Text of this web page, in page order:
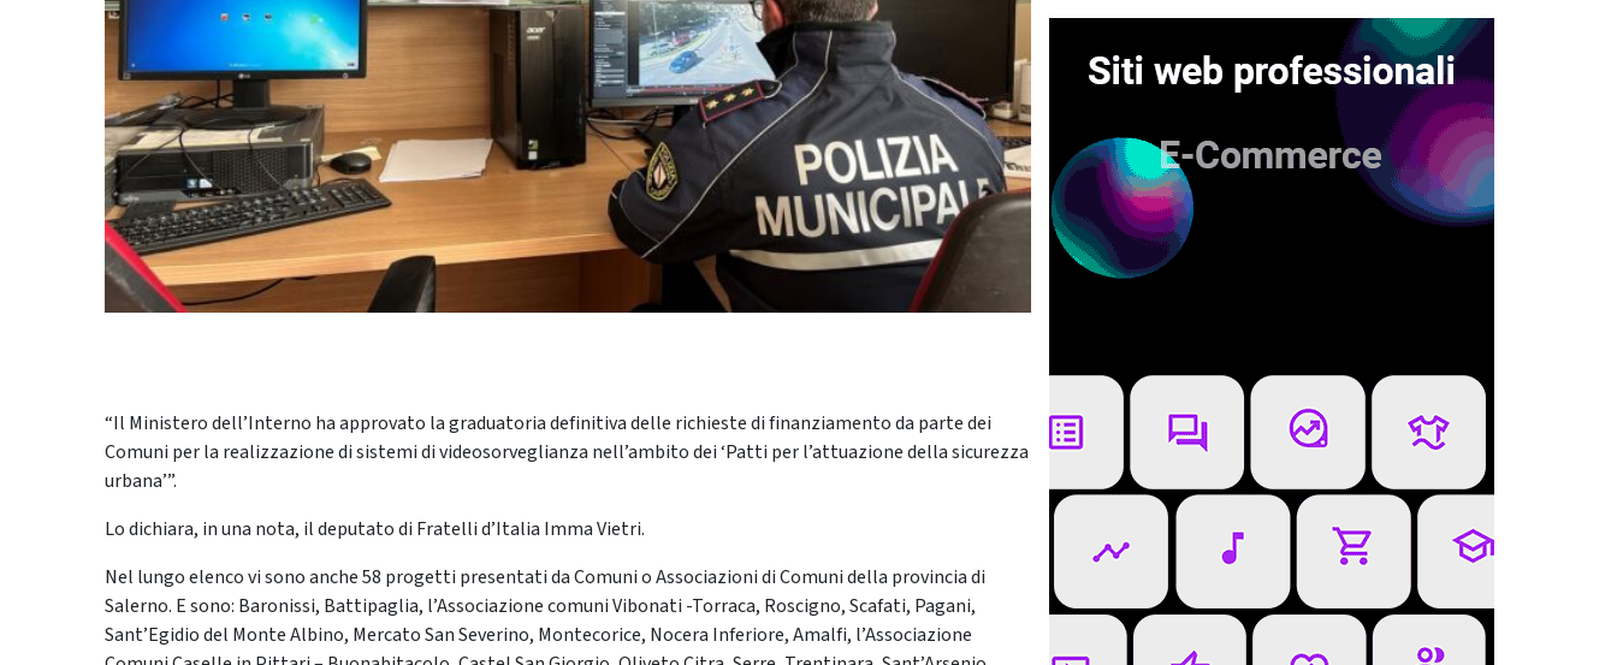
“Il Ministero dell’Interno ha approvato la graduatoria definitiva delle richieste di finanziamento da parte dei
Comuni per la realizzazione di sistemi di videosorveglianza nell’ambito dei ‘Patti per l’attuazione della sicurezza
urbana’”.
Lo dichiara, in una nota, il deputato di Fratelli d’Italia Imma Vietri.
Nel lungo elenco vi sono anche 58 progetti presentati da Comuni o Associazioni di Comuni della provincia di
Salerno. E sono: Baronissi, Battipaglia, l’Associazione comuni Vibonati -Torraca, Roscigno, Scafati, Pagani,
Sant’Egidio del Monte Albino, Mercato San Severino, Montecorice, Nocera Inferiore, Amalfi, l’Associazione